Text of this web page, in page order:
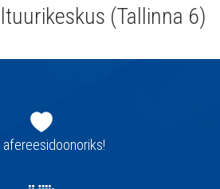
(Tallinna 6)
afereesidoonoriks!